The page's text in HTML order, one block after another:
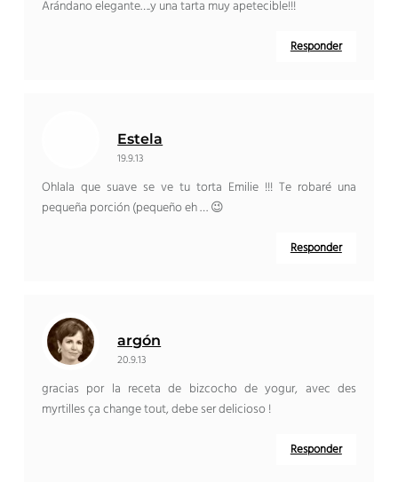
Arándano elegante….y una tarta muy apetecible!!!
Responder
Estela
19.9.13
Ohlala que suave se ve tu torta Emilie !!! Te robaré una
pequeña porción (pequeño eh … 😉
Responder
argón
20.9.13
gracias por la receta de bizcocho de yogur, avec des
myrtilles ça change tout, debe ser delicioso !
Responder